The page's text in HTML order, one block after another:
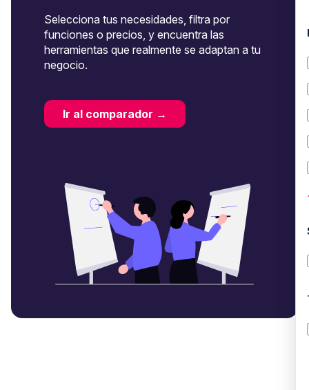
Selecciona tus necesidades, filtra por
funciones o precios, y encuentra las
herramientas que realmente se adaptan a tu
negocio.
Ir al comparador →